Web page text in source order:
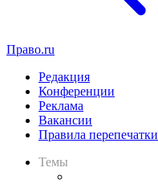
Право.ru
Редакция
Конференции
Реклама
Вакансии
Правила перепечатки
Темы